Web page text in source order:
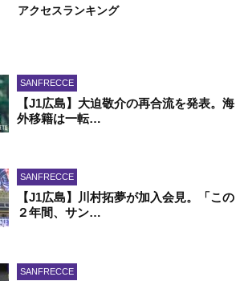
アクセスランキング
SANFRECCE
【J1広島】大迫敬介の再合流を発表。海
外移籍は一転…
SANFRECCE
【J1広島】川村拓夢が加入会見。「この
２年間、サン…
SANFRECCE